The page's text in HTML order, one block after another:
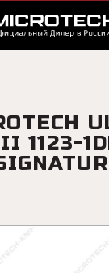
1123-